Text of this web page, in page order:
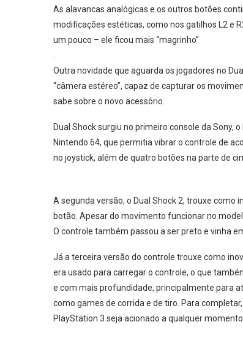
As alavancas analógicas e os outros botões
modificações estéticas, como nos gatilhos L2 e
um pouco – ele ficou mais “magrinho”
Outra novidade que aguarda os jogadores no
“câmera estéreo”, capaz de capturar os
sabe sobre o novo acessório.
Dual Shock surgiu no primeiro console da Sony,
Nintendo 64, que permitia vibrar o controle de
no joystick, além de quatro botões na parte de
A segunda versão, o Dual Shock 2, trouxe como
botão. Apesar do movimento funcionar no
O controle também passou a ser preto e vinha
Já a terceira versão do controle trouxe como
era usado para carregar o controle, o que
e com mais profundidade, principalmente para
como games de corrida e de tiro. Para
PlayStation 3 seja acionado a qualquer momento.